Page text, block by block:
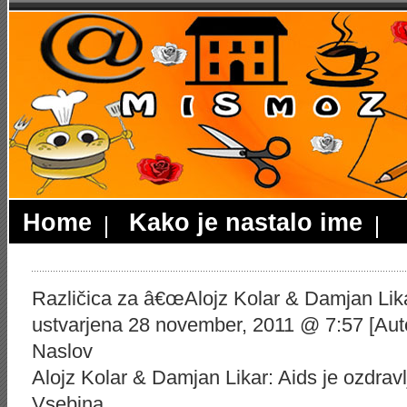
Home Kako je nastalo ime
Različica za â€œAlojz Kolar & Damjan
ustvarjena 28 november, 2011 @ 7:57
Naslov
Alojz Kolar & Damjan Likar: Aids je